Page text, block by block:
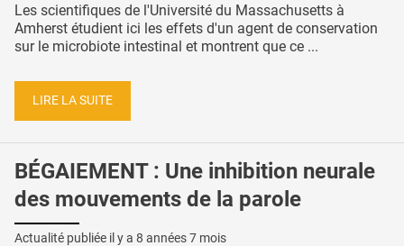
Les scientifiques de l'Université du Massachusetts à
Amherst étudient ici les effets d'un agent de conservation
sur le microbiote intestinal et montrent que ce ...
LIRE LA SUITE
BÉGAIEMENT : Une inhibition neurale
des mouvements de la parole
Actualité publiée il y a 8 années 7 mois